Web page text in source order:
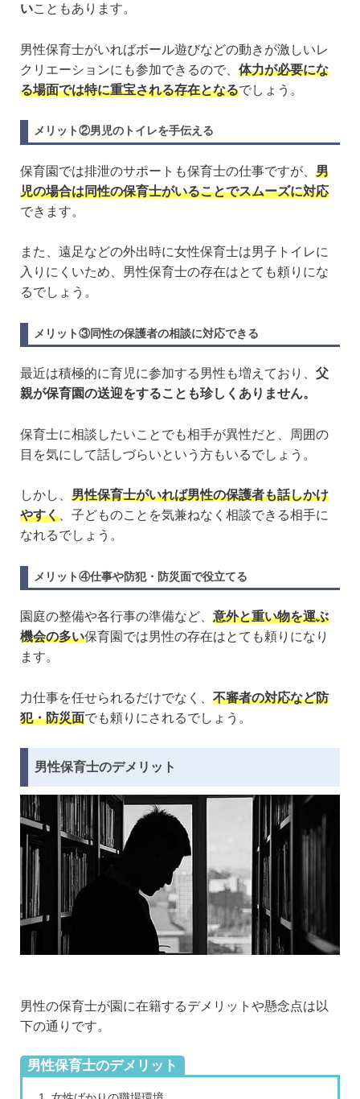
いこともあります。
男性保育士がいればボール遊びなどの動きが激しいレ
クリエーションにも参加できるので、 体力が必要にな
る場面では特に重宝される存在となるでしょう。
メリット②男児のトイレを手伝える
保育園では排泄のサポートも保育士の仕事ですが、 男
児の場合は同性の保育士がいることでスムーズに対応
できます。
また、遠足などの外出時に女性保育士は男子トイレに
入りにくいため、男性保育士の存在はとても頼りにな
るでしょう。
メリット③同性の保護者の相談に対応できる
最近は積極的に育児に参加する男性も増えており、 父
親が保育園の送迎をすることも珍しくありません。
保育士に相談したいことでも相手が異性だと、周囲の
目を気にして話しづらいという方もいるでしょう。
しかし、 男性保育士がいれば男性の保護者も話しかけ
やすく 、子どものことを気兼ねなく相談できる相手に
なれるでしょう。
メリット④仕事や防犯・防災面で役立てる
園庭の整備や各行事の準備など、 意外と重い物を運ぶ
機会の多い保育園では男性の存在はとても頼りになり
ます。
力仕事を任せられるだけでなく、 不審者の対応など防
犯・防災面でも頼りにされるでしょう。
男性保育士のデメリット
男性の保育士が園に在籍するデメリットや懸念点は以
下の通りです。
男性保育士のデメリット